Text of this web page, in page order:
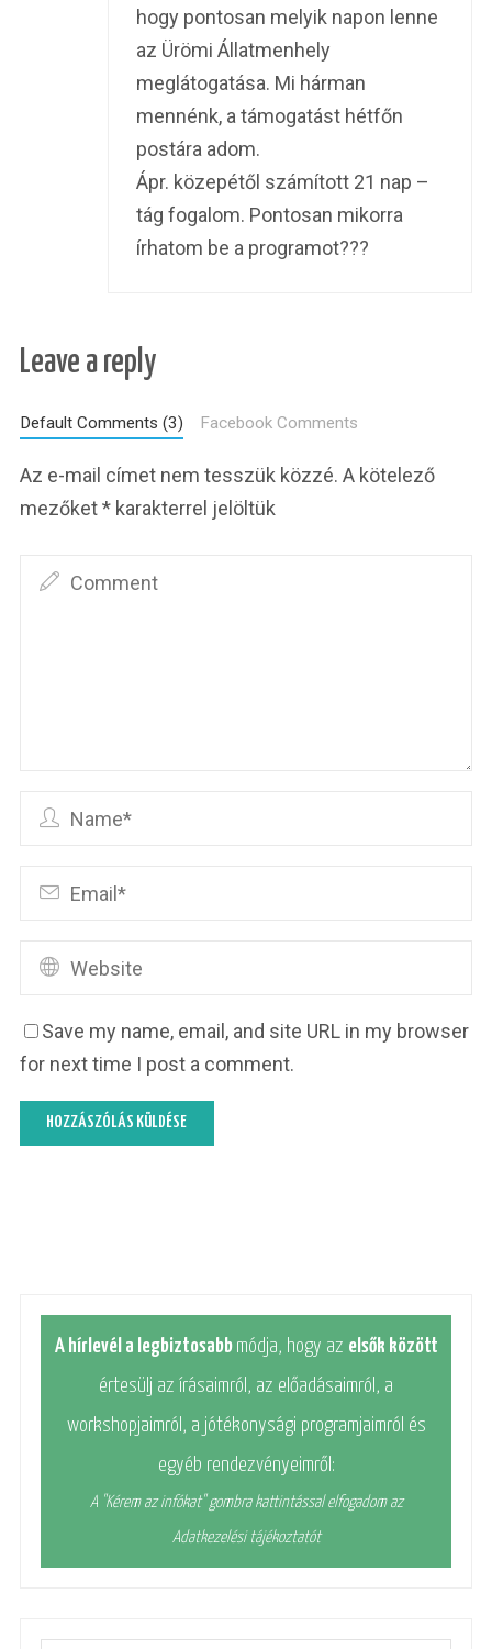
hogy pontosan melyik napon lenne
az Ürömi Állatmenhely
meglátogatása. Mi hárman
mennénk, a támogatást hétfőn
postára adom.
Ápr. közepétől számított 21 nap –
tág fogalom. Pontosan mikorra
írhatom be a programot???
Leave a reply
Default Comments (3) Facebook Comments
Az e-mail címet nem tesszük közzé. A kötelező
mezőket* karakterrel jelöltük
Save my name, email, and site URL in my browser
for next time I post a comment.
A hírlevél a legbiztosabb módja, hogy az elsők között
értesülj az írásaimról, az előadásaimról, a
workshopjaimról, a jótékonysági programjaimról és
egyéb rendezvényeimről:
A "Kérem az infókat" gombra kattintással elfogadom az
Adatkezelési tájékoztatót